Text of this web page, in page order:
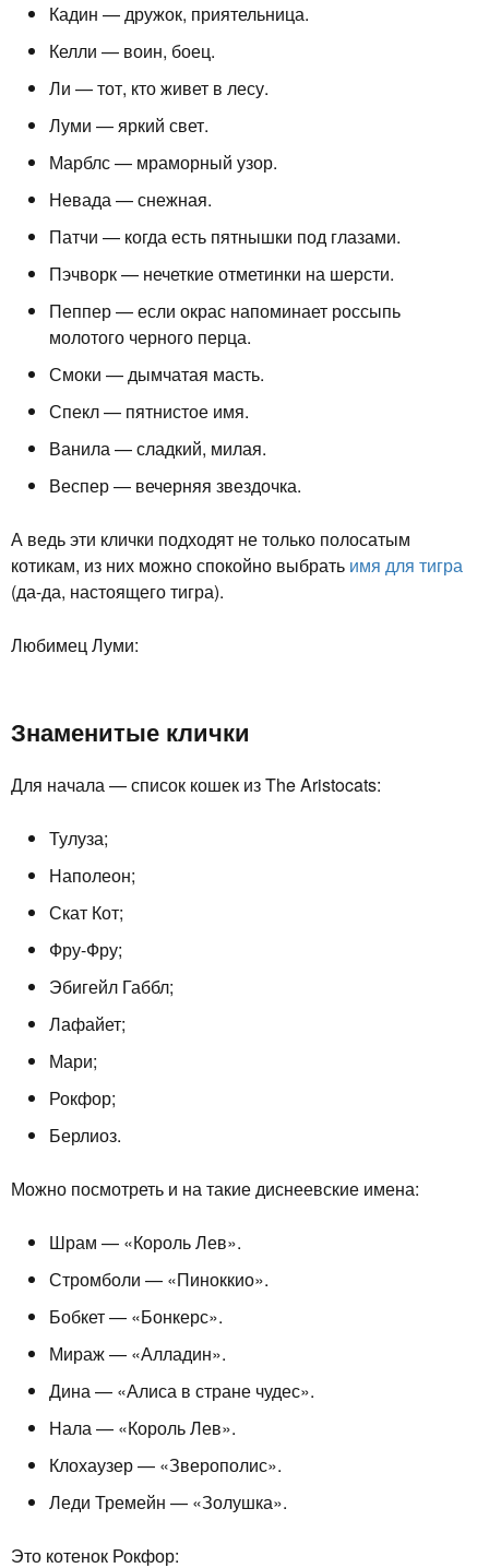
Кадин — дружок, приятельница.
Келли — воин, боец.
Ли — тот, кто живет в лесу.
Луми — яркий свет.
Марблс — мраморный узор.
Невада — снежная.
Патчи — когда есть пятнышки под глазами.
Пэчворк — нечеткие отметинки на шерсти.
Пеппер — если окрас напоминает россыпь
молотого черного перца.
Смоки — дымчатая масть.
Спекл — пятнистое имя.
Ванила — сладкий, милая.
Веспер — вечерняя звездочка.
А ведь эти клички подходят не только полосатым
котикам, из них можно спокойно выбрать имя для тигра
(да-да, настоящего тигра).
Любимец Луми:
Знаменитые клички
Для начала — список кошек из The Aristocats:
Тулуза;
Наполеон;
Скат Кот;
Фру-Фру;
Эбигейл Габбл;
Лафайет;
Мари;
Рокфор;
Берлиоз.
Можно посмотреть и на такие диснеевские имена:
Шрам — «Король Лев».
Стромболи — «Пиноккио».
Бобкет — «Бонкерс».
Мираж — «Алладин».
Дина — «Алиса в стране чудес».
Нала — «Король Лев».
Клохаузер — «Зверополис».
Леди Тремейн — «Золушка».
Это котенок Рокфор: